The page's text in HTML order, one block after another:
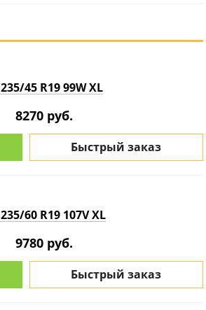
235/45 R19 99W XL
8270 руб.
Быстрый заказ
235/60 R19 107V XL
9780 руб.
Быстрый заказ